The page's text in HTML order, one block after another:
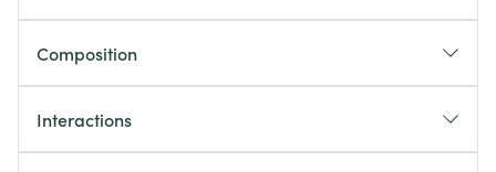
Composition
Interactions